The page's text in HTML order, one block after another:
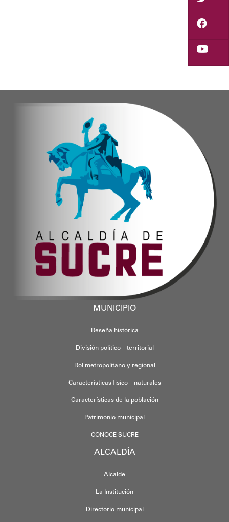
Eudicis Viva, habitante de la comunidad y
Esta iniciativa se enmarca en la política
MUNICIPIO
Reseña histórica
División político – territorial
Rol metropolitano y regional
Características físico – naturales
Características de la población
Patrimonio municipal
CONOCE SUCRE
ALCALDÍA
Alcalde
La Institución
Directorio municipal